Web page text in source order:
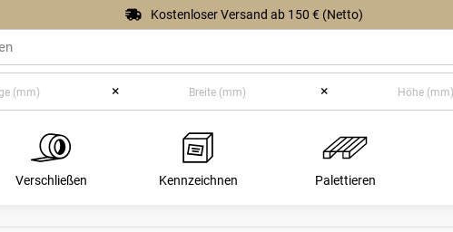
Kostenloser Versand ab 150 € (Netto)
× ×
Verschließen Kennzeichnen Palettieren